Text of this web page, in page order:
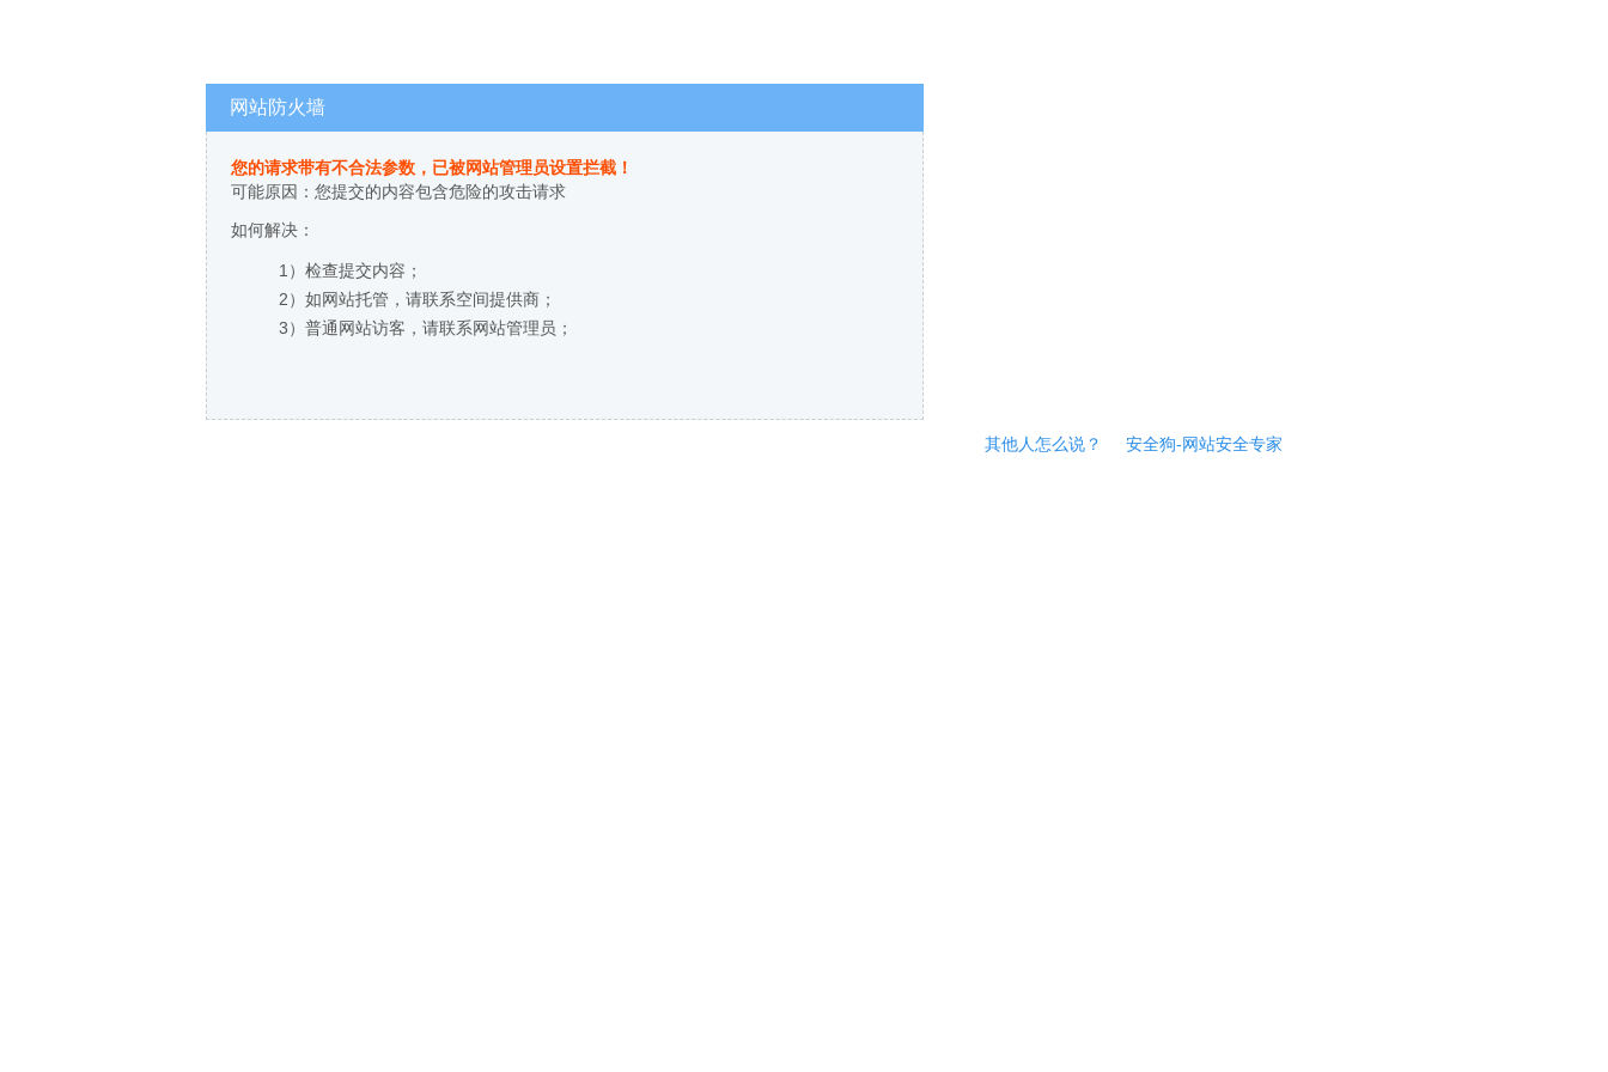
网站防火墙
您的请求带有不合法参数，已被网站管理员设置拦截！
可能原因：您提交的内容包含危险的攻击请求
如何解决：
1）检查提交内容；
2）如网站托管，请联系空间提供商；
3）普通网站访客，请联系网站管理员；
其他人怎么说？ 安全狗-网站安全专家